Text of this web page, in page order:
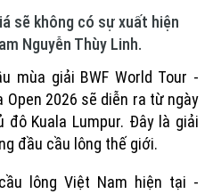
sẽ không có sự xuất hiện
Nguyễn Thùy Linh.
mùa giải BWF World Tour -
Open 2026 sẽ diễn ra từ ngày
Kuala Lumpur. Đây là giải
đầu cầu lông thế giới.
lông Việt Nam hiện tại -